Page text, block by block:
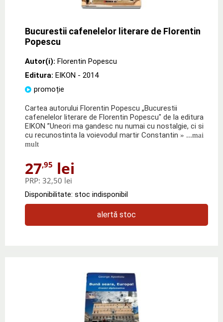
Bucurestii cafenelelor literare de Florentin
Popescu
Autor(i): Florentin Popescu
Editura: EIKON - 2014
promoție
Cartea autorului Florentin Popescu „Bucurestii
cafenelelor literare de Florentin Popescu" de la editura
EIKON ”Uneori ma gandesc nu numai cu nostalgie, ci si
cu recunostinta la voievodul martir Constantin » ...mai
mult
27,95 lei
PRP: 32,50 lei
Disponibilitate: stoc indisponibil
alertă stoc